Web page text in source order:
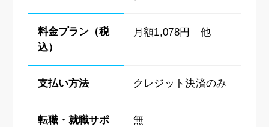
料金プラン（税
込）
月額1,078円 他
支払い方法 クレジット決済のみ
転職・就職サポ
無